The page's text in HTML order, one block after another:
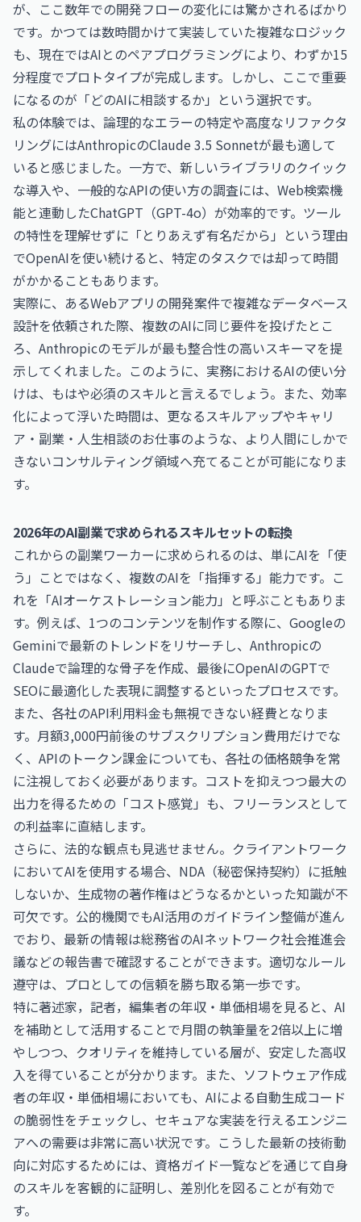
が、ここ数年での開発フローの変化には驚かされるばかり
です。かつては数時間かけて実装していた複雑なロジック
も、現在ではAIとのペアプログラミングにより、わずか15
分程度でプロトタイプが完成します。しかし、ここで重要
になるのが「どのAIに相談するか」という選択です。
私の体験では、論理的なエラーの特定や高度なリファクタ
リングにはAnthropicのClaude 3.5 Sonnetが最も適して
いると感じました。一方で、新しいライブラリのクイック
な導入や、一般的なAPIの使い方の調査には、Web検索機
能と連動したChatGPT（GPT-4o）が効率的です。ツール
の特性を理解せずに「とりあえず有名だから」という理由
でOpenAIを使い続けると、特定のタスクでは却って時間
がかかることもあります。
実際に、あるWebアプリの開発案件で複雑なデータベース
設計を依頼された際、複数のAIに同じ要件を投げたとこ
ろ、Anthropicのモデルが最も整合性の高いスキーマを提
示してくれました。このように、実務におけるAIの使い分
けは、もはや必須のスキルと言えるでしょう。また、効率
化によって浮いた時間は、更なるスキルアップやキャリ
ア・副業・人生相談のお仕事のような、より人間にしかで
きないコンサルティング領域へ充てることが可能になりま
す。
2026年のAI副業で求められるスキルセットの転換
これからの副業ワーカーに求められるのは、単にAIを「使
う」ことではなく、複数のAIを「指揮する」能力です。こ
れを「AIオーケストレーション能力」と呼ぶこともありま
す。例えば、1つのコンテンツを制作する際に、Googleの
Geminiで最新のトレンドをリサーチし、Anthropicの
Claudeで論理的な骨子を作成、最後にOpenAIのGPTで
SEOに最適化した表現に調整するといったプロセスです。
また、各社のAPI利用料金も無視できない経費となりま
す。月額3,000円前後のサブスクリプション費用だけでな
く、APIのトークン課金についても、各社の価格競争を常
に注視しておく必要があります。コストを抑えつつ最大の
出力を得るための「コスト感覚」も、フリーランスとして
の利益率に直結します。
さらに、法的な観点も見逃せません。クライアントワーク
においてAIを使用する場合、NDA（秘密保持契約）に抵触
しないか、生成物の著作権はどうなるかといった知識が不
可欠です。公的機関でもAI活用のガイドライン整備が進ん
でおり、最新の情報は総務省のAIネットワーク社会推進会
議などの報告書で確認することができます。適切なルール
遵守は、プロとしての信頼を勝ち取る第一歩です。
特に著述家，記者，編集者の年収・単価相場を見ると、AI
を補助として活用することで月間の執筆量を2倍以上に増
やしつつ、クオリティを維持している層が、安定した高収
入を得ていることが分かります。また、 ソフトウェア作成
者の年収・単価相場においても、AIによる自動生成コード
の脆弱性をチェックし、セキュアな実装を行えるエンジニ
アへの需要は非常に高い状況です。こうした最新の技術動
向に対応するためには、 資格ガイド一覧などを通じて自身
のスキルを客観的に証明し、差別化を図ることが有効で
す。